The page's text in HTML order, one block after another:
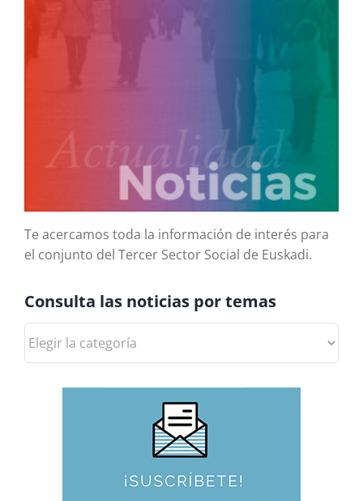
Te acercamos toda la información de interés para
el conjunto del Tercer Sector Social de Euskadi.
Consulta las noticias por temas
las